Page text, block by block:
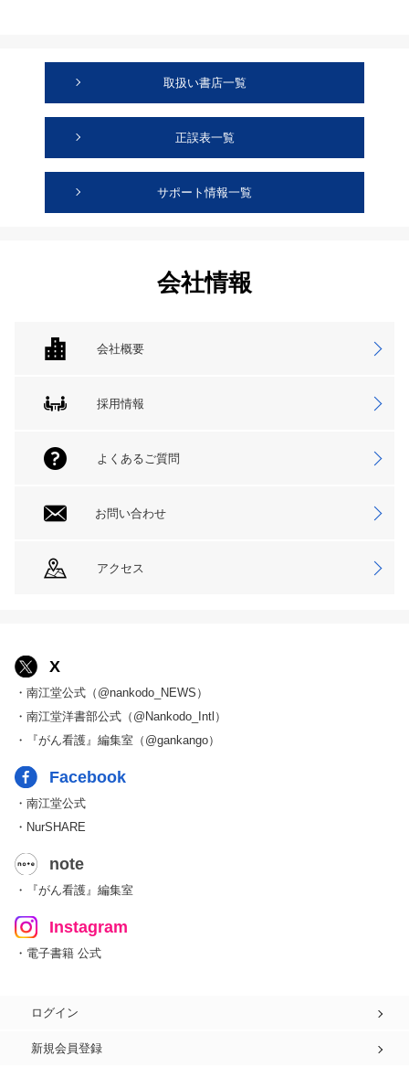
取扱い書店一覧
正誤表一覧
サポート情報一覧
会社情報
会社概要
採用情報
よくあるご質問
お問い合わせ
アクセス
X
・南江堂公式（@nankodo_NEWS）
・南江堂洋書部公式（@Nankodo_Intl）
・『がん看護』編集室（@gankango）
Facebook
・南江堂公式
・NurSHARE
note
・『がん看護』編集室
Instagram
・電子書籍 公式
ログイン
新規会員登録